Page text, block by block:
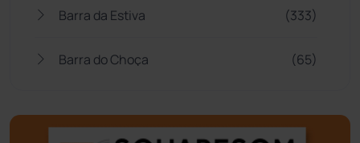
Barra da Estiva (333)
Barra do Choça (65)